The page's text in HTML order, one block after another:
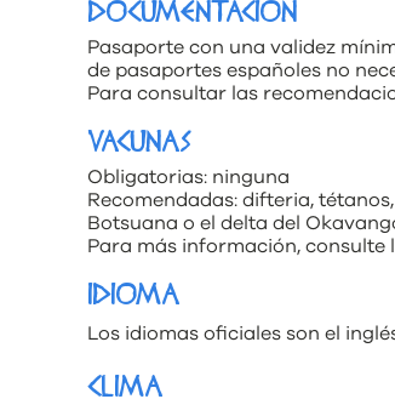
DOCUMENTACIÓN
Pasaporte con una validez
de pasaportes españoles no
Para consultar las
VACUNAS
Obligatorias: ninguna
Recomendadas: difteria,
Botsuana o el delta del
Para más información, consulte
IDIOMA
Los idiomas oficiales son el
CLIMA